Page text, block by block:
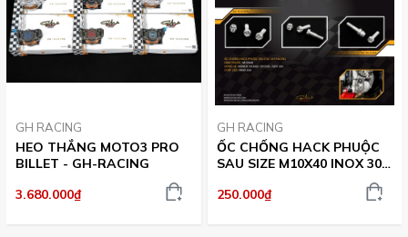
GH RACING
HEO THẮNG MOTO3 PRO
BILLET - GH-RACING
3.680.000₫
GH RACING
ỐC CHỐNG HACK PHUỘC
SAU SIZE M10X40 INOX 304
250.000₫